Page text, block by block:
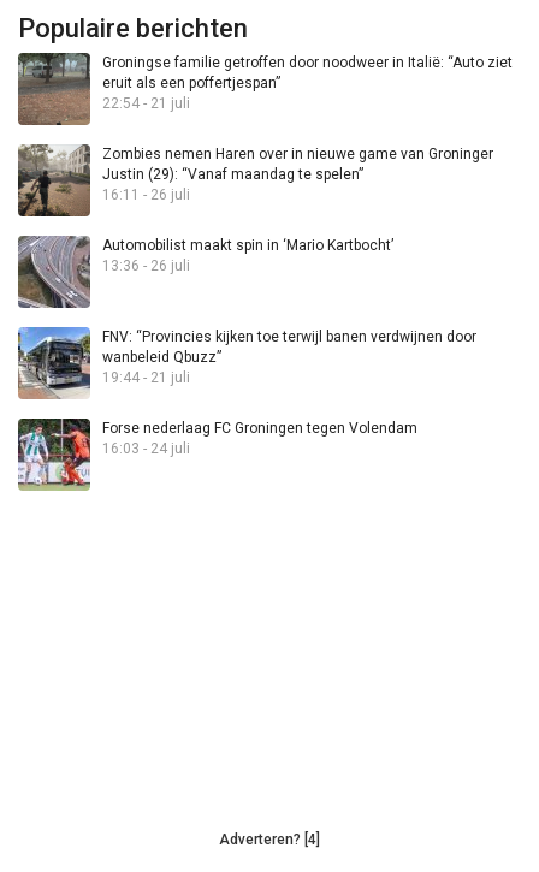
Populaire berichten
Groningse familie getroffen door noodweer in Italië: “Auto ziet
eruit als een poffertjespan”
22:54 - 21 juli
Zombies nemen Haren over in nieuwe game van Groninger
Justin (29): “Vanaf maandag te spelen”
16:11 - 26 juli
Automobilist maakt spin in ‘Mario Kartbocht’
13:36 - 26 juli
FNV: “Provincies kijken toe terwijl banen verdwijnen door
wanbeleid Qbuzz”
19:44 - 21 juli
Forse nederlaag FC Groningen tegen Volendam
16:03 - 24 juli
Adverteren? [4]